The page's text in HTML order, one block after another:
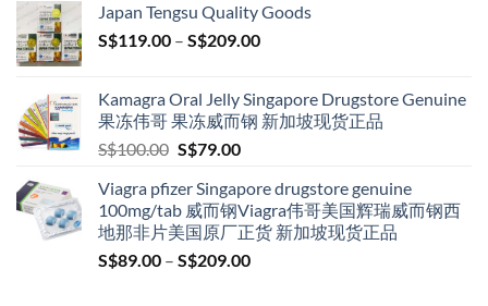
through
S$209.00
Japan Tengsu Quality Goods
S$119.00 – S$209.00Price
through
S$209.00
Kamagra Oral Jelly Singapore Drugstore Genuine
果冻伟哥 果冻威而钢 新加坡现货正品
S$100.00 Original
was:
S$100.00.
S$79.00Current
is:
S$79.00.
Viagra pfizer Singapore drugstore genuine
100mg/tab 威而钢Viagra伟哥美国辉瑞威而钢西
地那非片美国原厂正货 新加坡现货正品
S$89.00 – S$209.00Price